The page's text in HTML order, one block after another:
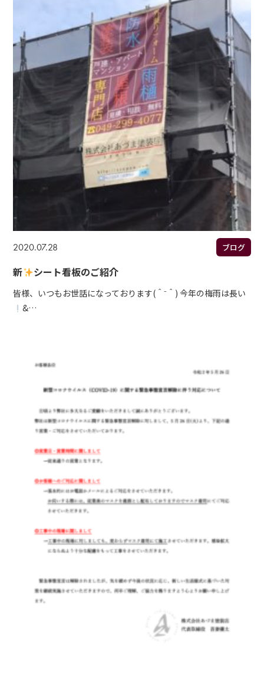
2020.07.28 ブログ
新 シート看板のご紹介
皆様、いつもお世話になっております(＾⁻＾) 今年の梅雨は長い
&…